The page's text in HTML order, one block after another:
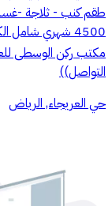
طقم كنب - ثلاجة -
4500 شهري شامل
مكتب ركن الوسطى
التواصل))
حي العريجاء, الرياض